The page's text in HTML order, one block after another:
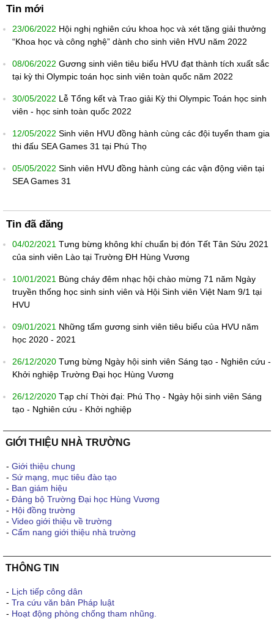
Tin mới
23/06/2022 Hội nghị nghiên cứu khoa học và xét tặng giải thưởng
“Khoa học và công nghệ” dành cho sinh viên HVU năm 2022
08/06/2022 Gương sinh viên tiêu biểu HVU đạt thành tích xuất sắc
tại kỳ thi Olympic toán học sinh viên toàn quốc năm 2022
30/05/2022 Lễ Tổng kết và Trao giải Kỳ thi Olympic Toán học sinh
viên - học sinh toàn quốc 2022
12/05/2022 Sinh viên HVU đồng hành cùng các đội tuyển tham gia
thi đấu SEA Games 31 tại Phú Thọ
05/05/2022 Sinh viên HVU đồng hành cùng các vận động viên tại
SEA Games 31
Tin đã đăng
04/02/2021 Tưng bừng không khí chuẩn bị đón Tết Tân Sửu 2021
của sinh viên Lào tại Trường ĐH Hùng Vương
10/01/2021 Bùng cháy đêm nhạc hội chào mừng 71 năm Ngày
truyền thống học sinh sinh viên và Hội Sinh viên Việt Nam 9/1 tại
HVU
09/01/2021 Những tấm gương sinh viên tiêu biểu của HVU năm
học 2020 - 2021
26/12/2020 Tưng bừng Ngày hội sinh viên Sáng tạo - Nghiên cứu -
Khởi nghiệp Trường Đại học Hùng Vương
26/12/2020 Tạp chí Thời đại: Phú Thọ - Ngày hội sinh viên Sáng
tạo - Nghiên cứu - Khởi nghiệp
GIỚI THIỆU NHÀ TRƯỜNG
- Giới thiệu chung
- Sứ mạng, mục tiêu đào tạo
- Ban giám hiệu
- Đảng bộ Trường Đại học Hùng Vương
- Hội đồng trường
- Video giới thiệu về trường
- Cẩm nang giới thiệu nhà trường
THÔNG TIN
- Lịch tiếp công dân
- Tra cứu văn bản Pháp luật
- Hoạt động phòng chống tham nhũng.